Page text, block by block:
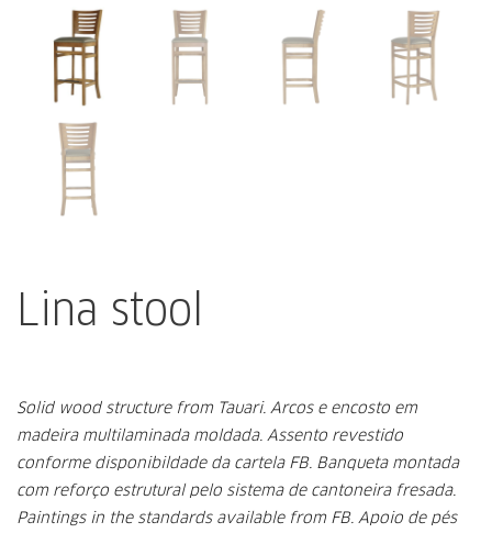
Lina stool
Solid wood structure from Tauari. Arcos e encosto em
madeira multilaminada moldada. Assento revestido
conforme disponibildade da cartela FB. Banqueta montada
com reforço estrutural pelo sistema de cantoneira fresada.
Paintings in the standards available from FB. Apoio de pés